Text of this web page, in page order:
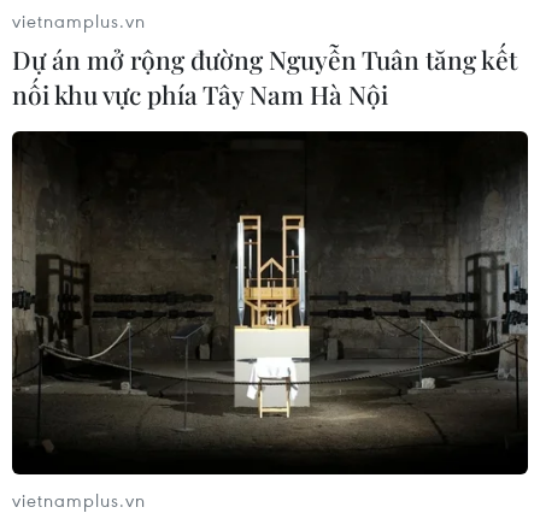
vietnamplus.vn
Dự án mở rộng đường Nguyễn Tuân tăng kết
nối khu vực phía Tây Nam Hà Nội
vietnamplus.vn